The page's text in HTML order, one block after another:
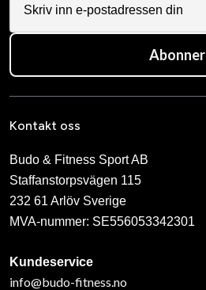
Abonner
Kontakt oss
Budo & Fitness Sport AB
Staffanstorpsvägen 115
232 61 Arlöv Sverige
MVA-nummer: SE556053342301
Kundeservice
info@budo-fitness.no